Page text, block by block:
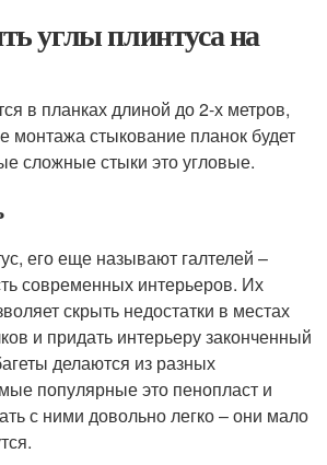
углы плинтуса на
в планках длиной до 2-х метров,
монтажа стыкование планок будет
сложные стыки это угловые.
его еще называют галтелей –
современных интерьеров. Их
скрыть недостатки в местах
и придать интерьеру законченный
делаются из разных
популярные это пенопласт и
с ними довольно легко – они мало